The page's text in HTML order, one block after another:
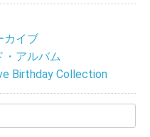
カイブ
・アルバム
Birthday Collection